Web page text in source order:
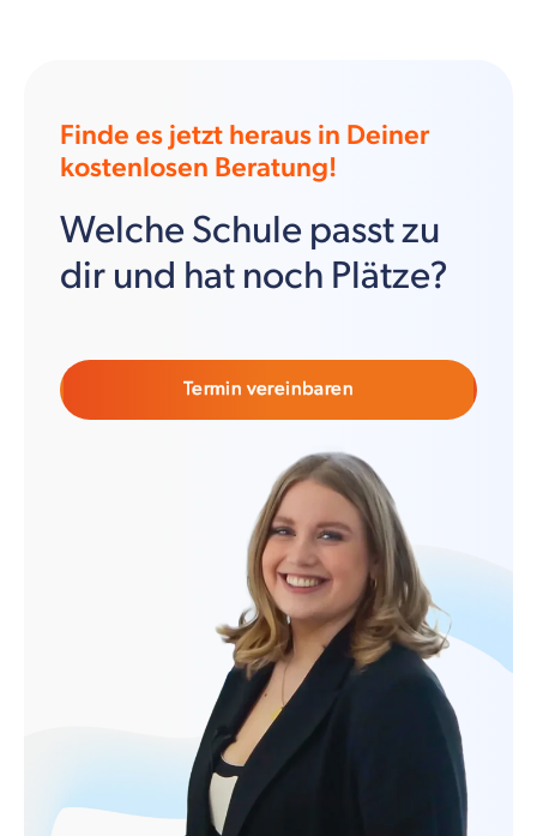
Finde es jetzt heraus in Deiner
kostenlosen Beratung!
Welche Schule passt zu
dir und hat noch Plätze?
Termin vereinbaren